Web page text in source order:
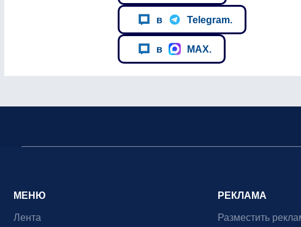
в Telegram.
в MAX.
МЕНЮ
Лента
РЕКЛАМА
Разместить